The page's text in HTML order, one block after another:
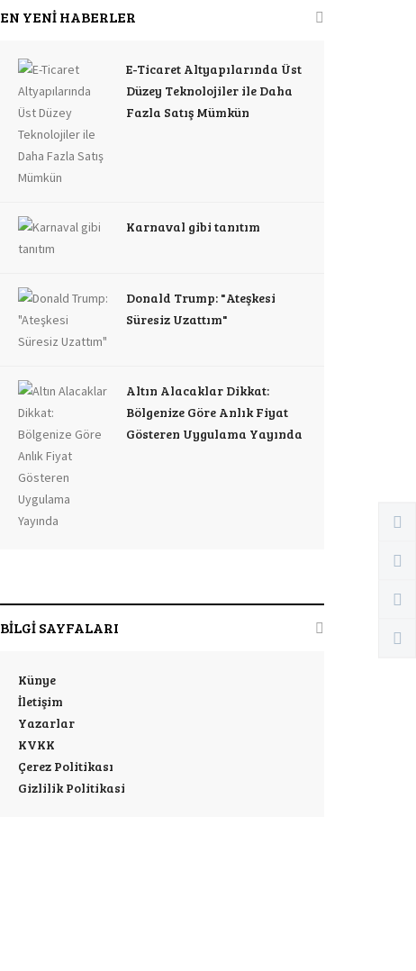
EN YENİ HABERLER
E-Ticaret Altyapılarında Üst
Düzey Teknolojiler ile Daha
Fazla Satış Mümkün
Karnaval gibi tanıtım
Donald Trump: "Ateşkesi
Süresiz Uzattım"
Altın Alacaklar Dikkat:
Bölgenize Göre Anlık Fiyat
Gösteren Uygulama Yayında
BİLGİ SAYFALARI
Künye
İletişim
Yazarlar
KVKK
Çerez Politikası
Gizlilik Politikasi